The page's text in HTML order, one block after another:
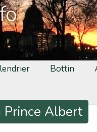
Bottin
Prince Albert